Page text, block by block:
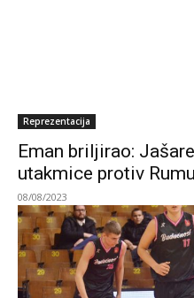
Reprezentacija
Eman briljirao:
utakmice protiv
08/08/2023